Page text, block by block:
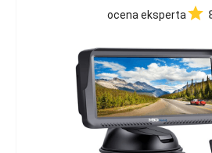
ocena eksperta